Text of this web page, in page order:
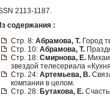
2113-1187.
содержания :
Стр. 8: Абрамова, Т. Город
Стр. 10: Абрамова, Т.
Стр. 18: Смирнова, Е.
звездой телесериала
Стр. 24: Артемьева, В.
компании в целом.
Стр. 28: Бутакова, Е.